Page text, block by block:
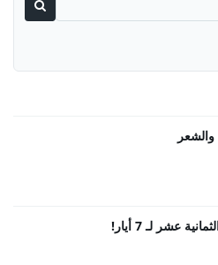
عشر لـ 7 أيار!